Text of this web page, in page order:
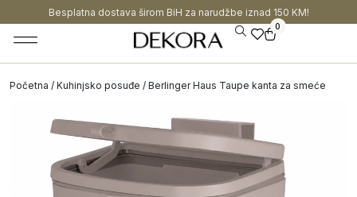
Besplatna dostava širom BiH za narudžbe iznad 150 KM!
0
Početna / Kuhinjsko posuđe / Berlinger Haus Taupe kanta za smeće